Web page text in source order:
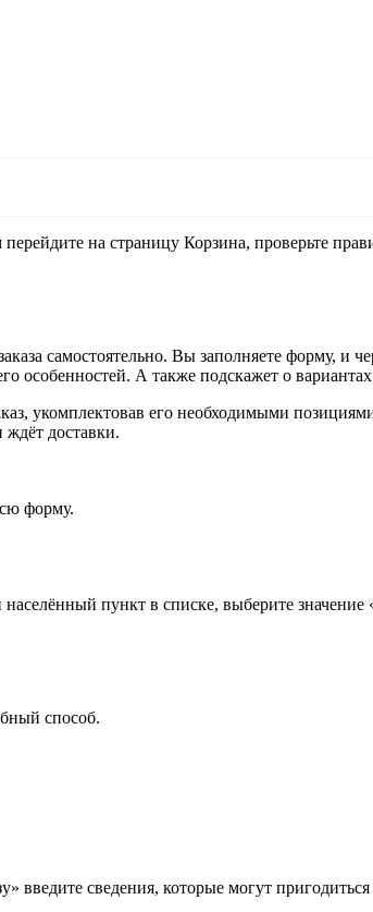
на страницу Корзина, проверьте
самостоятельно. Вы заполняете форму, и
особенностей. А также подскажет о
укомплектовав его необходимыми
доставки.
форму.
пункт в списке, выберите
способ.
сведения, которые могут